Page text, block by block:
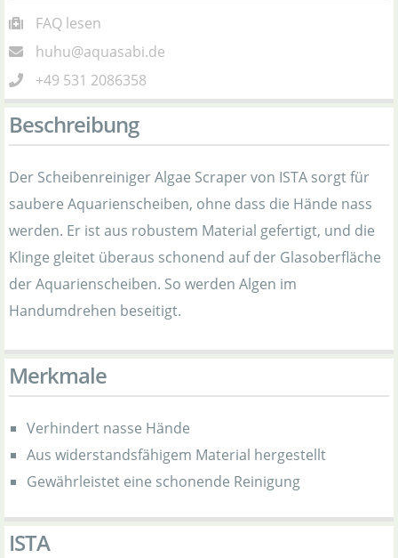
FAQ lesen
huhu@aquasabi.de
+49 531 2086358
Beschreibung
Der Scheibenreiniger Algae Scraper von ISTA sorgt für
saubere Aquarienscheiben, ohne dass die Hände nass
werden. Er ist aus robustem Material gefertigt, und die
Klinge gleitet überaus schonend auf der Glasoberfläche
der Aquarienscheiben. So werden Algen im
Handumdrehen beseitigt.
Merkmale
Verhindert nasse Hände
Aus widerstandsfähigem Material hergestellt
Gewährleistet eine schonende Reinigung
ISTA